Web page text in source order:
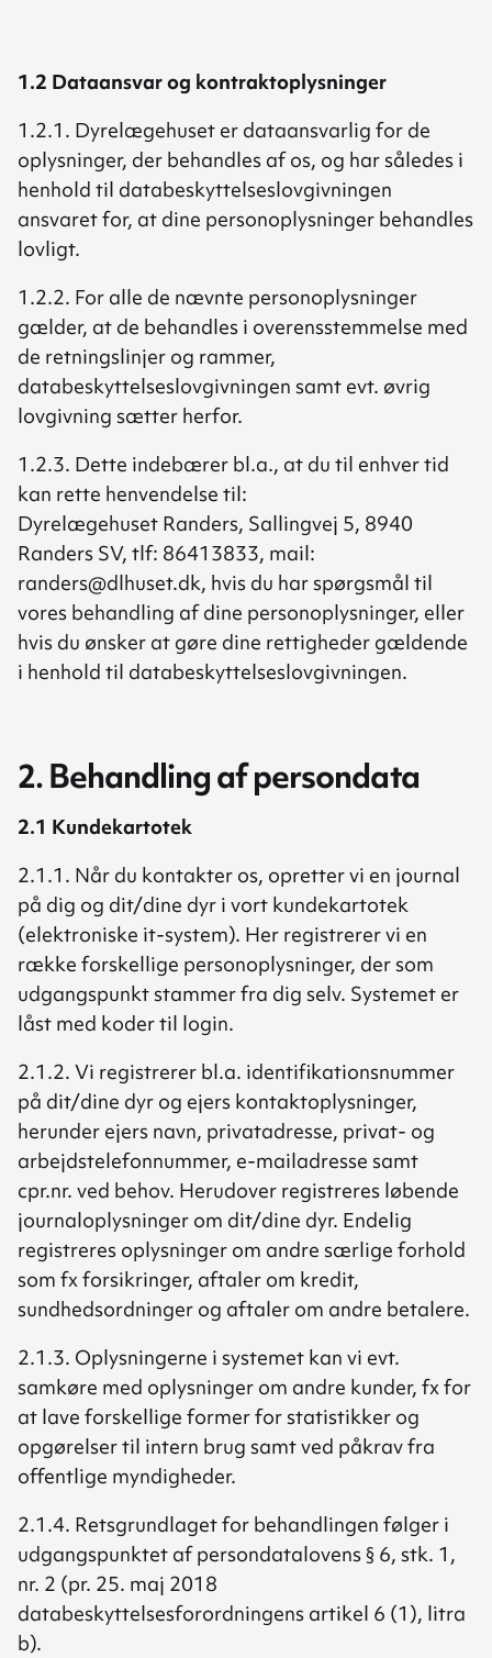
1.2 Dataansvar og kontraktoplysninger
1.2.1. Dyrelægehuset er dataansvarlig for de
oplysninger, der behandles af os, og har således i
henhold til databeskyttelseslovgivningen
ansvaret for, at dine personoplysninger behandles
lovligt.
1.2.2. For alle de nævnte personoplysninger
gælder, at de behandles i overensstemmelse med
de retningslinjer og rammer,
databeskyttelseslovgivningen samt evt. øvrig
lovgivning sætter herfor.
1.2.3. Dette indebærer bl.a., at du til enhver tid
kan rette henvendelse til:
Dyrelægehuset Randers, Sallingvej 5, 8940
Randers SV, tlf: 86413833, mail:
randers@dlhuset.dk, hvis du har spørgsmål til
vores behandling af dine personoplysninger, eller
hvis du ønsker at gøre dine rettigheder gældende
i henhold til databeskyttelseslovgivningen.
2. Behandling af persondata
2.1 Kundekartotek
2.1.1. Når du kontakter os, opretter vi en journal
på dig og dit/dine dyr i vort kundekartotek
(elektroniske it-system). Her registrerer vi en
række forskellige personoplysninger, der som
udgangspunkt stammer fra dig selv. Systemet er
låst med koder til login.
2.1.2. Vi registrerer bl.a. identifikationsnummer
på dit/dine dyr og ejers kontaktoplysninger,
herunder ejers navn, privatadresse, privat- og
arbejdstelefonnummer, e-mailadresse samt
cpr.nr. ved behov. Herudover registreres løbende
journaloplysninger om dit/dine dyr. Endelig
registreres oplysninger om andre særlige forhold
som fx forsikringer, aftaler om kredit,
sundhedsordninger og aftaler om andre betalere.
2.1.3. Oplysningerne i systemet kan vi evt.
samkøre med oplysninger om andre kunder, fx for
at lave forskellige former for statistikker og
opgørelser til intern brug samt ved påkrav fra
offentlige myndigheder.
2.1.4. Retsgrundlaget for behandlingen følger i
udgangspunktet af persondatalovens § 6, stk. 1,
nr. 2 (pr. 25. maj 2018
databeskyttelsesforordningens artikel 6 (1), litra
b).